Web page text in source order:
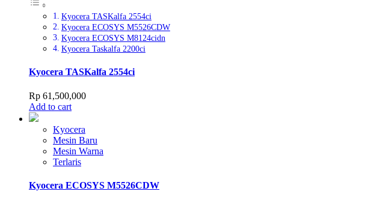
Kyocera TASKalfa 2554ci
Kyocera ECOSYS M5526CDW
Kyocera ECOSYS M8124cidn
Kyocera Taskalfa 2200ci
Kyocera TASKalfa 2554ci
Rp 61,500,000
Add to cart
Kyocera
Mesin Baru
Mesin Warna
Terlaris
Kyocera ECOSYS M5526CDW